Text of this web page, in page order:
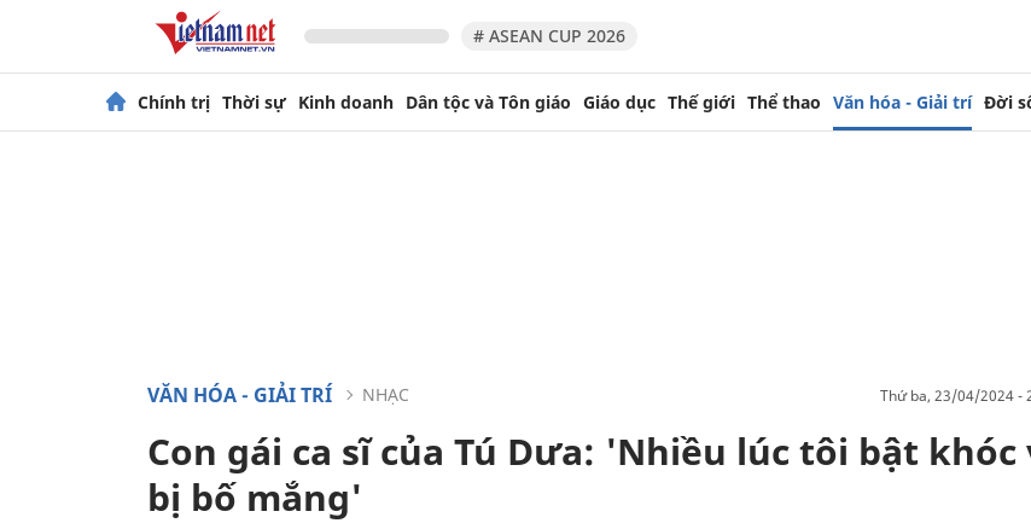
# ASEAN CUP 2026
Chính trị Thời sự Kinh doanh Dân tộc và Tôn giáo Giáo dục Thế giới Thể thao Văn hóa - Giải trí Đời
VĂN HÓA - GIẢI TRÍ NHẠC thứ ba, 23/04/2024 -
Con gái ca sĩ của Tú Dưa: 'Nhiều lúc tôi bật khóc
bị bố mắng'